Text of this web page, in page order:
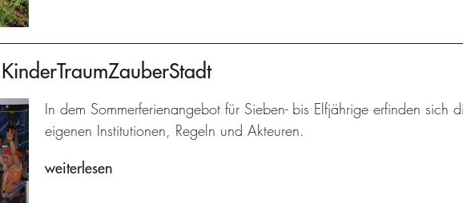
In dem Sommerferienangebot für Sieben- bis Elfjährige erfinden sich
eigenen Institutionen, Regeln und Akteuren.
weiterlesen